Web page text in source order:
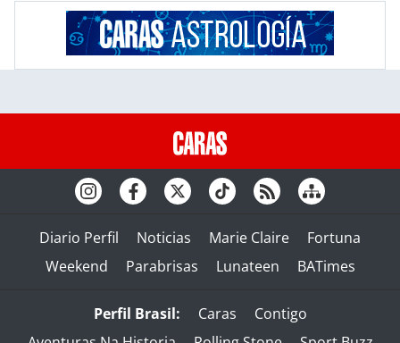
Diario Perfil Noticias Marie Claire
Fortuna
Weekend
Parabrisas Lunateen BATimes
Perfil Brasil: Caras
Contigo